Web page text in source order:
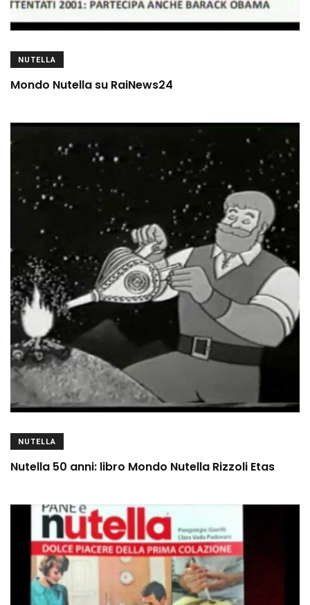
NUTELLA
Mondo Nutella su RaiNews24
NUTELLA
Nutella 50 anni: libro Mondo Nutella Rizzoli Etas